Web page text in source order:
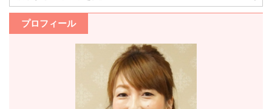
プロフィール